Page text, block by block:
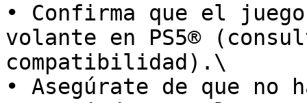
• Confirma que el
volante en PS5®
compatibilidad).\
• Asegúrate de que no